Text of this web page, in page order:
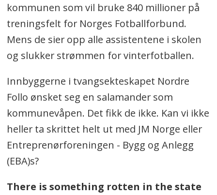
kommunen som vil bruke 840 millioner på
treningsfelt for Norges Fotballforbund.
Mens de sier opp alle assistentene i skolen
og slukker strømmen for vinterfotballen.
Innbyggerne i tvangsekteskapet Nordre
Follo ønsket seg en salamander som
kommunevåpen. Det fikk de ikke. Kan vi ikke
heller ta skrittet helt ut med JM Norge eller
Entreprenørforeningen - Bygg og Anlegg
(EBA)s?
There is something rotten in the state